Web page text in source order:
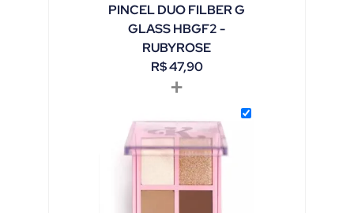
PINCEL DUO FILBER G
GLASS HBGF2 -
RUBYROSE
R$47,90
+